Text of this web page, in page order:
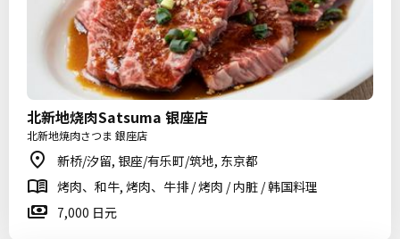
北新地烧肉Satsuma 银座店
北新地焼肉さつま 銀座店
新桥/汐留, 银座/有乐町/筑地, 东京都
烤肉、和牛, 烤肉、牛排 / 烤肉 / 内脏 / 韩国料理
7,000 日元